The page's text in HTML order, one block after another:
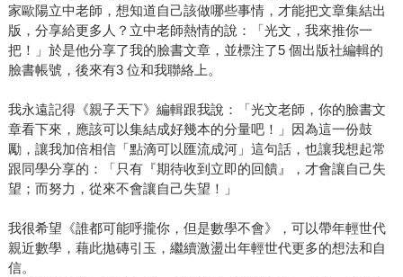
家歐陽立中老師，想知道自己該做哪些事情，才能把文章集結出
版，分享給更多人？立中老師熱情的說：「光文，我來推你一
把！」於是他分享了我的臉書文章，並標注了5 個出版社編輯的
臉書帳號，後來有3 位和我聯絡上。
我永遠記得《親子天下》編輯跟我說：「光文老師，你的臉書文
章看下來，應該可以集結成好幾本的分量吧！」因為這一份鼓
勵，讓我加倍相信「點滴可以匯流成河」這句話，也讓我想起常
跟同學分享的：「只有『期待收到立即的回饋』，才會讓自己失
望；而努力，從來不會讓自己失望！」
我很希望《誰都可能呼攏你，但是數學不會》，可以帶年輕世代
親近數學，藉此拋磚引玉，繼續激盪出年輕世代更多的想法和自
信。